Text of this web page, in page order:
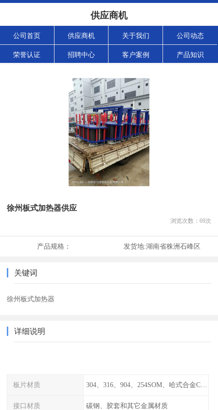
供应商机
公司首页 供应商机 关于我们 公司动态
荣誉认证 招聘中心 客户案例 产品知识
徐州板式加热器供应
浏览次数： 69次
产品规格： 发货地:湖南省株洲石峰区
关键词
徐州板式加热器
详细说明
板片材质 304、316、904、254SOM、哈式合金C-276、TA1等
接口材质 碳钢、胶套和其它金属材质